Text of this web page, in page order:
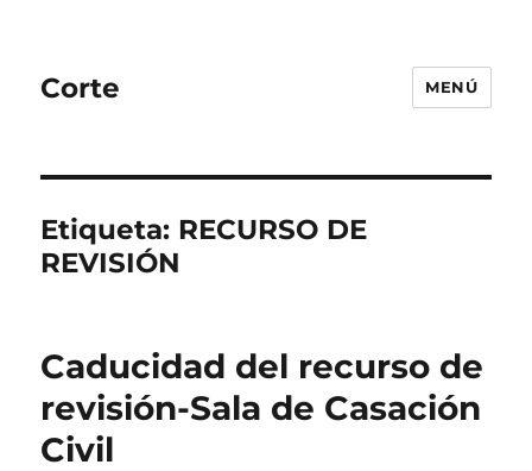
Corte MENÚ
Etiqueta: RECURSO DE
REVISIÓN
Caducidad del recurso de
revisión-Sala de Casación
Civil